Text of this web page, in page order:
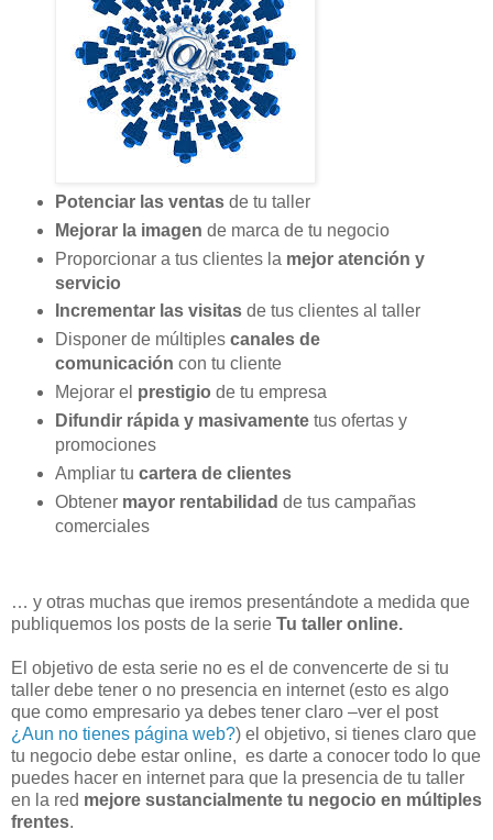
Potenciar las ventas de tu taller
Mejorar la imagen de marca de tu negocio
Proporcionar a tus clientes la mejor atención y
servicio
Incrementar las visitasde tus clientes al taller
Disponer de múltiples canales de
comunicación con tu cliente
Mejorar el prestigio de tu empresa
Difundir rápida y masivamentetus ofertas y
promociones
Ampliar tu cartera de clientes
Obtener mayor rentabilidad de tus campañas
comerciales
… y otras muchas que iremos presentándote a medida que
publiquemos los posts de la serie Tu taller online.
El objetivo de esta serie no es el de convencerte de si tu
taller debe tener o no presencia en internet (esto es algo
que como empresario ya debes tener claro –ver el post
¿Aun no tienes página web?) el objetivo, si tienes claro que
tu negocio debe estar online, es darte a conocer todo lo que
puedes hacer en internet para que la presencia de tu taller
en la red mejore sustancialmente tu negocio en múltiples
frentes.